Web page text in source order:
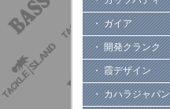
・ ガイア
・ 開発クランク
・ 霞デザイン
・ カハラジャパン